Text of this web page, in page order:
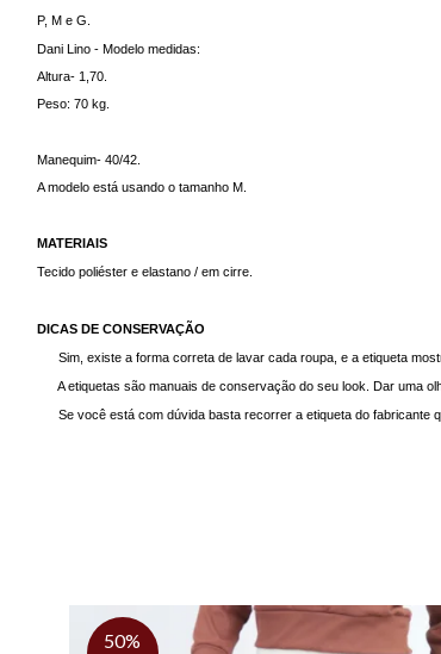
P, M e G.
Dani Lino - Modelo medidas:
Altura- 1,70.
Peso: 70 kg.
Manequim- 40/42.
A modelo está usando o tamanho M.
MATERIAIS
Tecido poliéster e elastano / em cirre.
DICAS DE CONSERVAÇÃO
Sim, existe a forma correta de lavar cada roupa, e a etiqueta
A etiquetas são manuais de conservação do seu look. Dar uma
Se você está com dúvida basta recorrer a etiqueta do fabricante
50%